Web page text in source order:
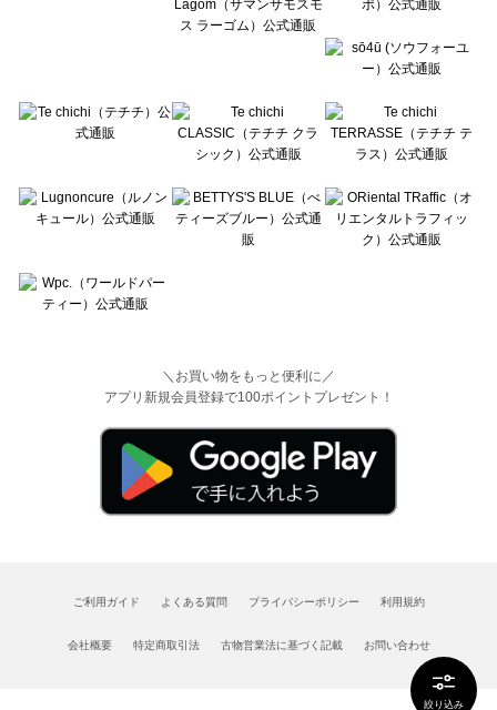
絞り込み
＼お買い物をもっと便利に／
アプリ新規会員登録で100ポイントプレゼント！
ご利用ガイド よくある質問 プライバシーポリシー 利用規約
会社概要 特定商取引法 古物営業法に基づく記載 お問い合わせ